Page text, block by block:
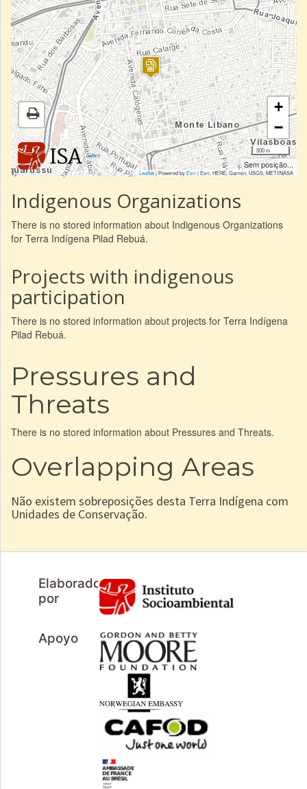
|Sobre
+
−
500 m
Sem posição...
Leaflet| Powered byEsri|Esri, HERE, Garmin, USGS, METI/NASA
Indigenous Organizations
There is no stored information about Indigenous Organizations
for Terra Indígena Pilad Rebuá.
Projects with indigenous
participation
There is no stored information about projects for Terra Indígena
Pilad Rebuá.
Pressures and
Threats
There is no stored information about Pressures and Threats.
Overlapping Areas
Não existem sobreposições desta Terra Indígena com
Unidades de Conservação.